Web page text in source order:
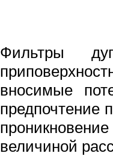
Фильтры
вносимые
предпочтение
величиной